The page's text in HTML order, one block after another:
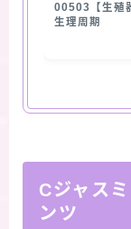
00503【生殖
生理周期
Cジャス
ンツ